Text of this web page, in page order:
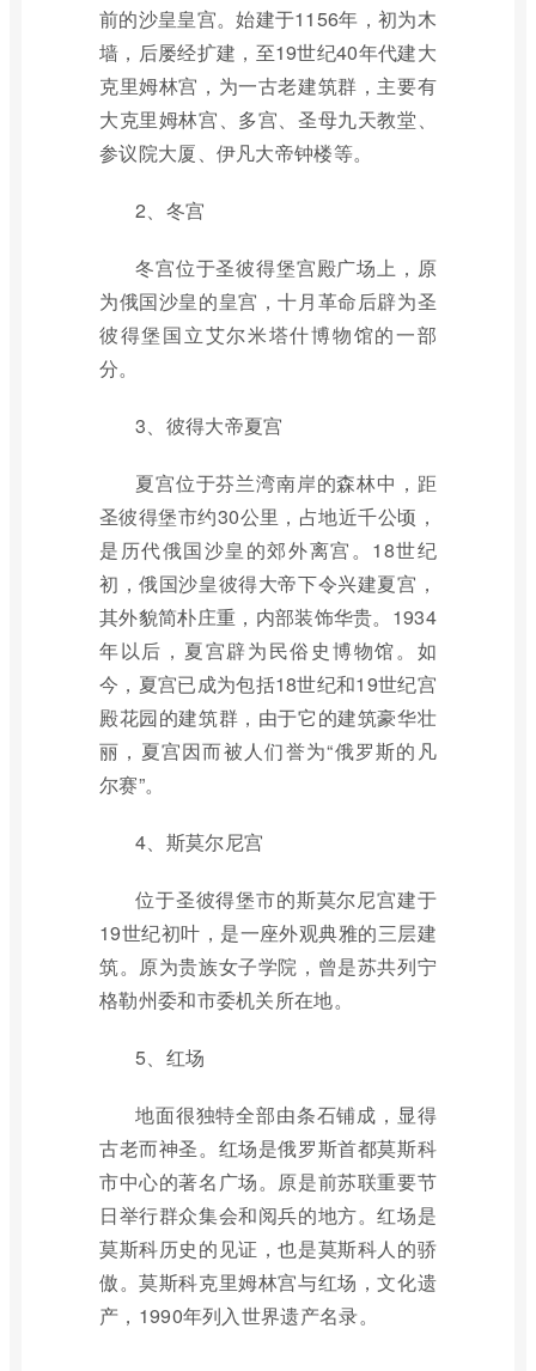
前的沙皇皇宫。始建于1156年，初为木
墙，后屡经扩建，至19世纪40年代建大
克里姆林宫，为一古老建筑群，主要有
大克里姆林宫、多宫、圣母九天教堂、
参议院大厦、伊凡大帝钟楼等。
2、冬宫
冬宫位于圣彼得堡宫殿广场上，原
为俄国沙皇的皇宫，十月革命后辟为圣
彼得堡国立艾尔米塔什博物馆的一部
分。
3、彼得大帝夏宫
夏宫位于芬兰湾南岸的森林中，距
圣彼得堡市约30公里，占地近千公顷，
是历代俄国沙皇的郊外离宫。18世纪
初，俄国沙皇彼得大帝下令兴建夏宫，
其外貌简朴庄重，内部装饰华贵。1934
年以后，夏宫辟为民俗史博物馆。如
今，夏宫已成为包括18世纪和19世纪宫
殿花园的建筑群，由于它的建筑豪华壮
丽，夏宫因而被人们誉为“俄罗斯的凡
尔赛”。
4、斯莫尔尼宫
位于圣彼得堡市的斯莫尔尼宫建于
19世纪初叶，是一座外观典雅的三层建
筑。原为贵族女子学院，曾是苏共列宁
格勒州委和市委机关所在地。
5、红场
地面很独特全部由条石铺成，显得
古老而神圣。红场是俄罗斯首都莫斯科
市中心的著名广场。原是前苏联重要节
日举行群众集会和阅兵的地方。红场是
莫斯科历史的见证，也是莫斯科人的骄
傲。莫斯科克里姆林宫与红场，文化遗
产，1990年列入世界遗产名录。